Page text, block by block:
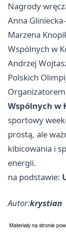
Nagrody
Anna
Marzena
Wspólnych w
Andrzej
Polskich
Wspólnych w
sportowy
prostą, ale
kibicowania i
energii.
na podstawie:
Autor:krystian